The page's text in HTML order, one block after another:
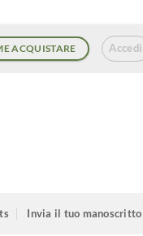
ACQUISTARE Accedi
Invia il tuo manoscritto